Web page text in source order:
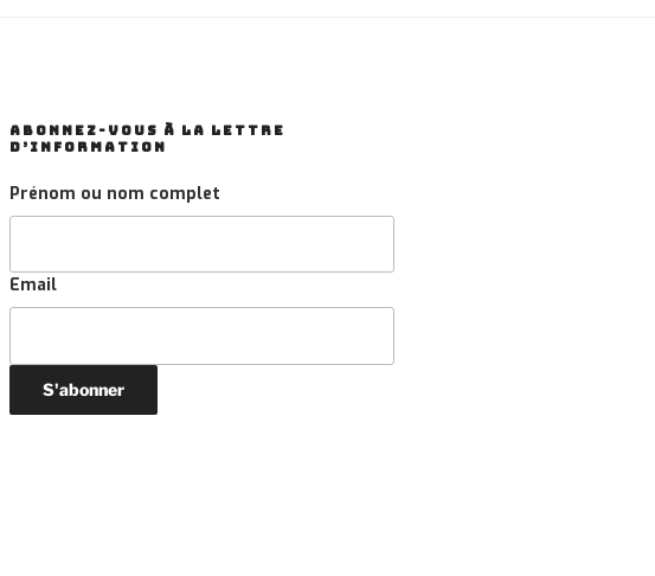
ABONNEZ-VOUS À LA LETTRE
D’INFORMATION
Prénom ou nom complet
Email